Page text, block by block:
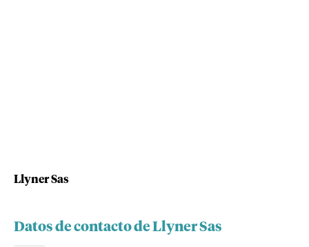
Llyner Sas
Datos de contacto de Llyner Sas